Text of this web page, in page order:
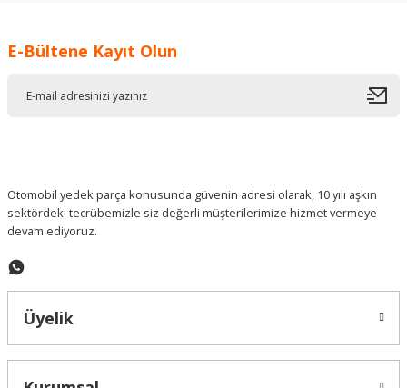
Ürün resmi kalitesiz, bozuk veya görüntülenemiyor.
E-Bültene Kayıt Olun
Otomobil yedek parça konusunda güvenin adresi olarak, 10 yılı aşkın
sektördeki tecrübemizle siz değerli müşterilerimize hizmet vermeye
devam ediyoruz.
Üyelik